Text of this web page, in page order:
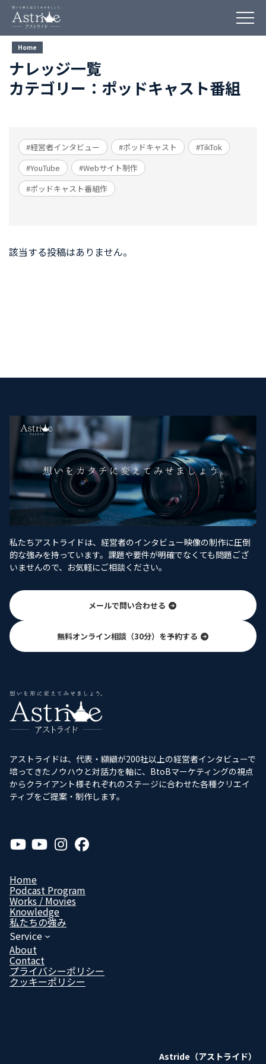
Home
ナレッジ一覧
カテゴリー：ポッドキャスト番組
#経営者インタビュー #ポッドキャスト
#TikTok
#YouTube
#Webサイト制作
#ポッドキャスト番組作
該当する投稿はありません。
私たちアストライドは、経営者のインタビュー映像の制作に圧倒
的な強みを持っています。課題や要件が明確でなくても問題ござ
いませんので、お気軽にご相談ください。
メールで問い合わせる
無料オンライン相談（30分）を予約する
アストライドは、代表・纐纈が200社以上の経営者インタビューで
培ってきたノウハウと対話力を軸に、BtoBマーケティングの視点
からクライアント様それぞれのステージに合わせた各種クリエイ
ティブをご提案・制作します。
ア
イ
リ
ン
ク
ア
イ
リ
ン
ク
ア
イ
ン
ク
ア
イ
ン
ク
Home
Podcast Program
Works / Movies
Know­ledge
私たちの強み
Service
About
Contact
プライバシーポリシー
クッキーポリシー
Astride（アストライド）